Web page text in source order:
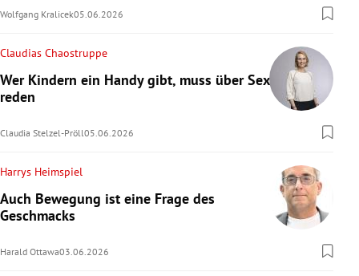
Wolfgang Kralicek05.06.2026
Claudias Chaostruppe
Wer Kindern ein Handy gibt, muss über Sex
reden
Claudia Stelzel-Pröll05.06.2026
Harrys Heimspiel
Auch Bewegung ist eine Frage des
Geschmacks
Harald Ottawa03.06.2026